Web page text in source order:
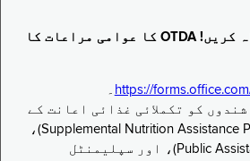
ہمیں اپنی رائے سے آگاہ کریں! OTDA کا عوامی مراعات کا
https:// ۔
کو تکملائی غذائی اعانت کے
پروگرام (Supplemental Nutrition Assistance Program, SNAP)،
عوامی معاونت (Public Assistance, PA)، اور سپلیمنٹل